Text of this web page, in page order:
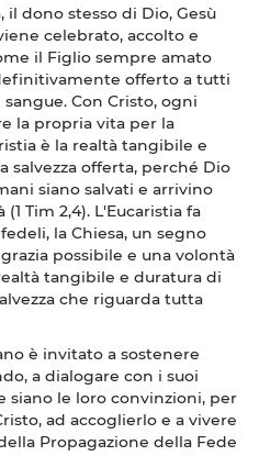
dono stesso di Dio, Gesù
celebrato, accolto e
il Figlio sempre amato
offerto a tutti
Con Cristo, ogni
la propria vita per la
è la realtà tangibile e
salvezza offerta, perché Dio
siano salvati e arrivino
Tim 2,4). L'Eucaristia fa
la Chiesa, un segno
possibile e una volontà
tangibile e duratura di
che riguarda tutta
è invitato a sostenere
a dialogare con i suoi
siano le loro convinzioni, per
ad accoglierlo e a vivere
Propagazione della Fede